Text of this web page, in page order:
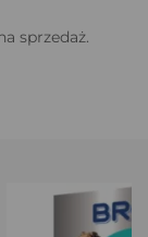
sprzedaż.